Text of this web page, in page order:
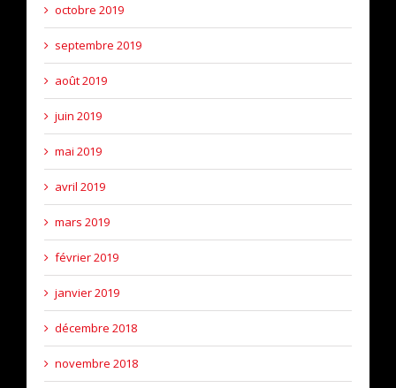
octobre 2019
septembre 2019
août 2019
juin 2019
mai 2019
avril 2019
mars 2019
février 2019
janvier 2019
décembre 2018
novembre 2018